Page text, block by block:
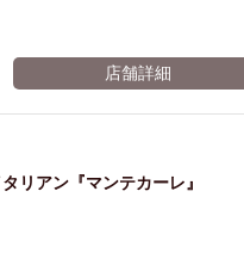
店舗詳細
リアン『マンテカーレ』